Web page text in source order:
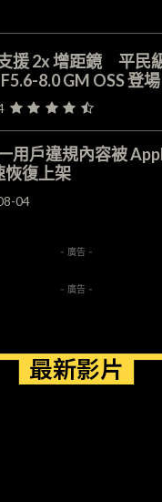
援 2x 增距鏡 平民
8.0 GM OSS 登場
用戶違規內容被
恢復上架
04
- 廣告 -
- 廣告 -
最新影片